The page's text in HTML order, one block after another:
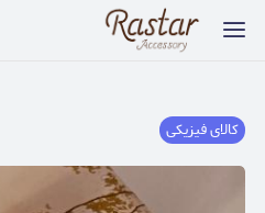
کالای فیزیکی